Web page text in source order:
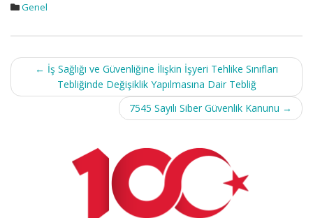
Genel
Post
navigation
← İş Sağlığı ve Güvenliğine İlişkin İşyeri Tehlike Sınıfları
Tebliğinde Değişiklik Yapılmasına Dair Tebliğ
7545 Sayılı Siber Güvenlik Kanunu →